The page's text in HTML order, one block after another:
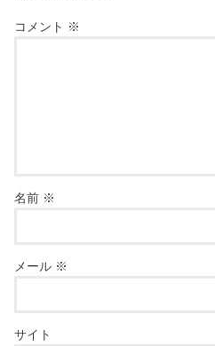
コメント ※
名前 ※
メール ※
サイト